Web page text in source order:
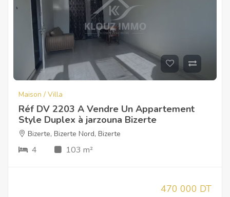
Maison / Villa
Réf DV 2203 A Vendre Un Appartement
Style Duplex à jarzouna Bizerte
Bizerte, Bizerte Nord, Bizerte
4 103 m²
470 000 DT